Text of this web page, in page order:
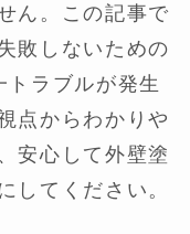
ん。この記事で
敗しないための
ラブルが発生
点からわかりや
安心して外壁塗
してください。